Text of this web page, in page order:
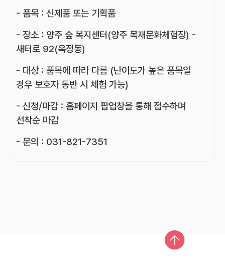
- 품목 : 신제품 또는 기획품
- 장소 : 양주 숲 복지센터(양주 목재문화체험장) -
새터로 92(옥정동)
- 대상 : 품목에 따라 다름 (난이도가 높은 품목일
경우 보호자 동반 시 체험 가능)
- 신청/마감 : 홈페이지 팝업창을 통해 접수하며
선착순 마감
- 문의 : 031-821-7351